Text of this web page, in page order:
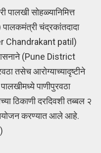
पालखी सोहळ्यानिमित्त
चंद्रकांतदादा
Chandrakant patil)
(Pune District
तसेच आरोग्याच्यादृष्टीने
पाणीपुरवठा
ठिकाणी दरदिवशी तब्बल २
करण्यात आले आहे.